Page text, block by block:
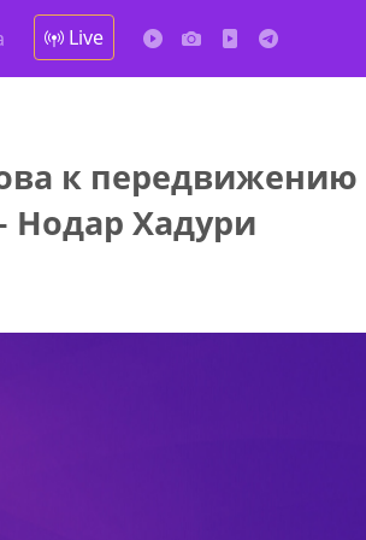
Live
к передвижению
Нодар Хадури
в